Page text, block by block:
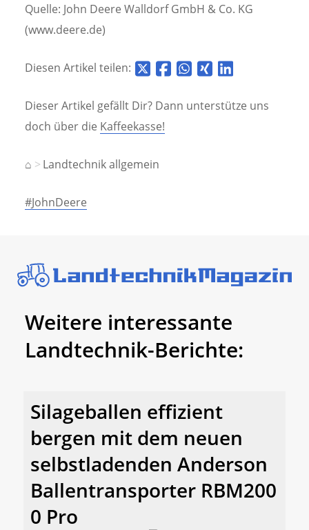
Quelle: John Deere Walldorf GmbH & Co. KG
(www.deere.de)
Diesen Artikel teilen:
Dieser Artikel gefällt Dir? Dann unterstütze uns
doch über die Kaffeekasse!
⌂ Landtechnik allgemein
#JohnDeere
Weitere interessante
Landtechnik-Berichte:
Silageballen effizient
bergen mit dem neuen
selbstladenden Anderson
Ballentransporter RBM200
0 Pro